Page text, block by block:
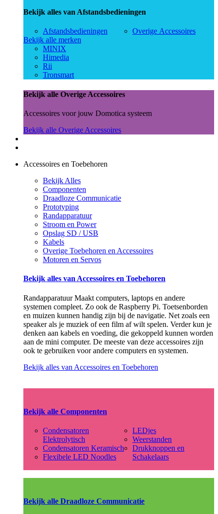
Bekijk alles van Afstandsbedieningen
Afstandsbedieningen
Overige Accessoires
Bekijk alle merken
MINIX
Himedia
Rii
Tronsmart
Bekijk alle Overige Accessoires
Accessoires voor jouw Domotica systeem
Bekijk alle Overige Accessoires
Accessoires en Toebehoren
Bekijk Alles
Componenten
Draadloze Communicatie
Prototyping
Randapparatuur
Stroom en Power
Opslag SD / USB
Kabels
Overige Toebehoren en Accessoires
Motoren en Servos
Bekijk alles van Accessoires en Toebehoren
Randapparatuur Maakt computers, laptops en andere
systemen compleet. Zo ook de Raspberry Pi. Toetsenborden
en muizen kunnen handig zijn bij de navigatie. Net zoals een
speaker als je muziek of een film af wilt spelen. Verder kun je
denken aan kabels en voeding, die gekoppeld kunnen worden
aan de mini computer. De meeste van deze accessoires zijn
ook te gebruiken voor andere computers en systemen.
Bekijk alles van Accessoires en Toebehoren
Bekijk alle Componenten
Condensatoren
Elektrolytisch
Condensatoren Keramisch
Flexibele LED Noodles
LEDjes
Weerstanden
Drukknoppen en
Schakelaars
Bekijk alle Draadloze Communicatie